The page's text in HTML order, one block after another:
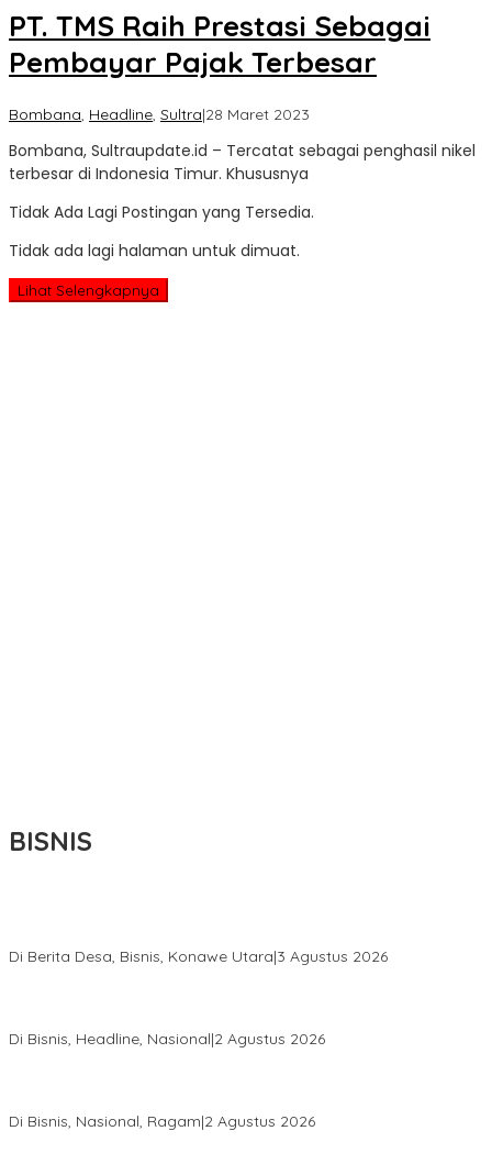
PT. TMS Raih Prestasi Sebagai
Pembayar Pajak Terbesar
Bombana, Headline, Sultra|28 Maret 2023
Update
Bombana, Sultraupdate.id – Tercatat sebagai penghasil nikel
terbesar di Indonesia Timur. Khususnya
Tidak Ada Lagi Postingan yang Tersedia.
Tidak ada lagi halaman untuk dimuat.
Lihat Selengkapnya
BISNIS
Di Berita Desa, Bisnis, Konawe Utara|3 Agustus 2026
Di Bisnis, Headline, Nasional|2 Agustus 2026
Di Bisnis, Nasional, Ragam|2 Agustus 2026